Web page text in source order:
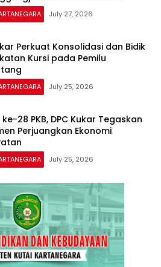
Ulang July 27, 2026
Perkuat Konsolidasi dan Bidik
Kursi pada Pemilu
July 25, 2026
28 PKB, DPC Kukar Tegaskan
Perjuangkan Ekonomi
July 25, 2026